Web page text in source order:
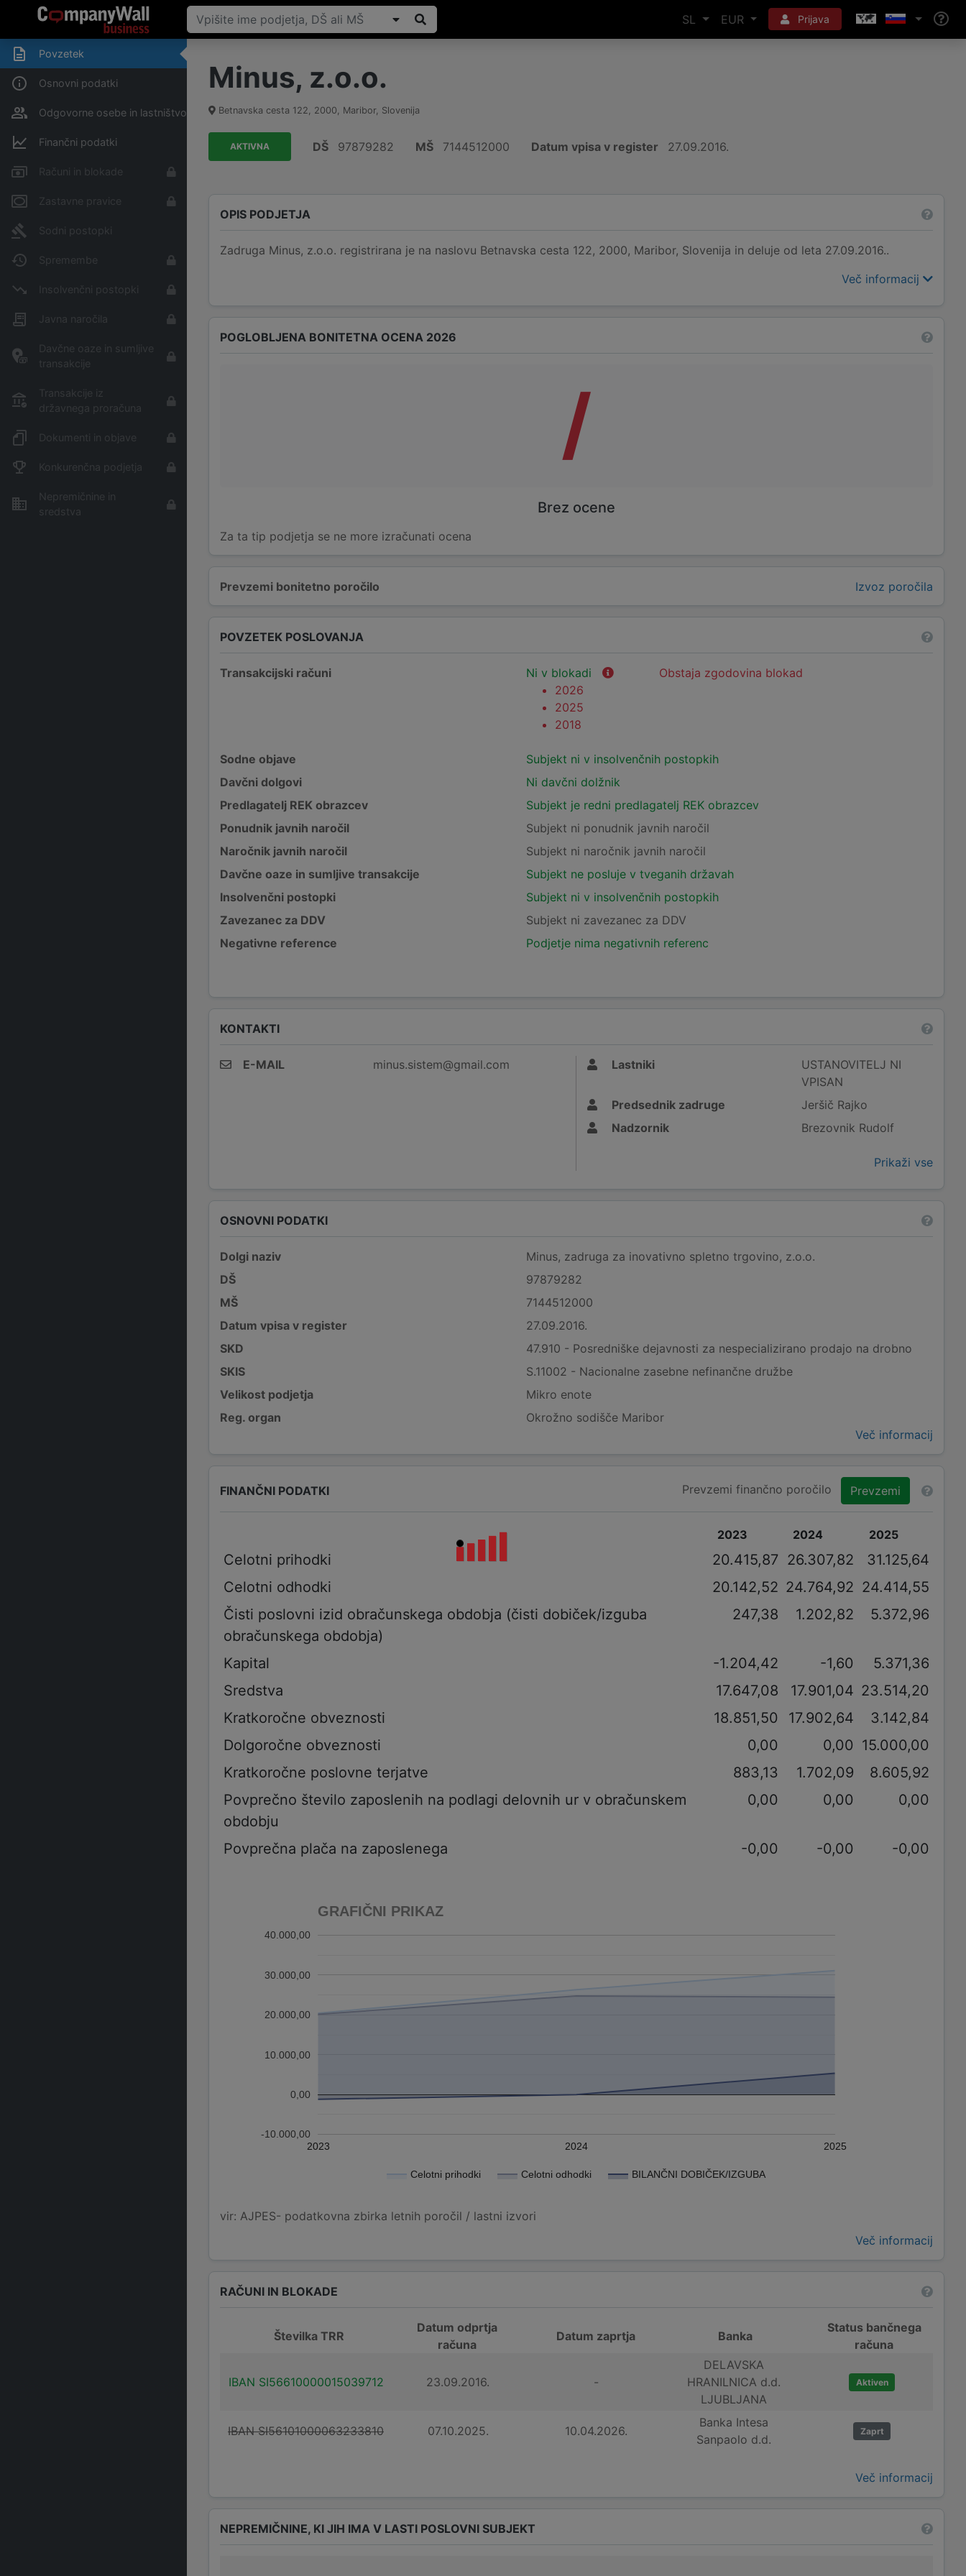
SL EUR Prijava
Povzetek
Osnovni podatki
Odgovorne osebe in lastništvo
Finančni podatki
Računi in blokade
Zastavne pravice
Sodni postopki
Spremembe
Insolvenčni postopki
Javna naročila
Davčne oaze in sumljive
transakcije
Transakcije iz
državnega proračuna
Dokumenti in objave
Konkurenčna podjetja
Nepremičnine in
sredstva
Minus, z.o.o.
Betnavska cesta 122, 2000, Maribor, Slovenija
AKTIVNA DŠ 97879282 MŠ 7144512000 Datum vpisa v register 27.09.2016.
OPIS PODJETJA
Zadruga Minus, z.o.o. registrirana je na naslovu Betnavska cesta 122, 2000, Maribor, Slovenija in deluje od leta 27.09.2016..
Več informacij
Prevzemi bonitetno poročilo Izvoz poročila
POGLOBLJENA BONITETNA OCENA 2026
/
Brez ocene
Za ta tip podjetja se ne more izračunati ocena
POVZETEK POSLOVANJA
Transakcijski računi Ni v blokadi
Obstaja zgodovina blokad
2026
2025
2018
Sodne objave
Subjekt ni v insolvenčnih postopkih
Davčni dolgovi
Ni davčni dolžnik
Predlagatelj REK obrazcev
Subjekt je redni predlagatelj REK obrazcev
Ponudnik javnih naročil
Subjekt ni ponudnik javnih naročil
Naročnik javnih naročil
Subjekt ni naročnik javnih naročil
Davčne oaze in sumljive transakcije
Subjekt ne posluje v tveganih državah
Insolvenčni postopki
Subjekt ni v insolvenčnih postopkih
Zavezanec za DDV
Subjekt ni zavezanec za DDV
Negativne reference
Podjetje nima negativnih referenc
KONTAKTI
E-MAIL minus.sistem@gmail.com Lastniki
USTANOVITELJ NI
VPISAN
Predsednik zadruge
Jeršič Rajko
Nadzornik
Brezovnik Rudolf
Prikaži vse
OSNOVNI PODATKI
Dolgi naziv
Minus, zadruga za inovativno spletno trgovino, z.o.o.
DŠ
97879282
MŠ
7144512000
Datum vpisa v register
27.09.2016.
SKD
47.910 - Posredniške dejavnosti za nespecializirano prodajo na drobno
SKIS
S.11002 - Nacionalne zasebne nefinančne družbe
Velikost podjetja
Mikro enote
Reg. organ
Okrožno sodišče Maribor
Več informacij
FINANČNI PODATKI Prevzemi finančno poročilo Prevzemi
2023 2024 2025
Celotni prihodki 20.415,87 26.307,82
31.125,64
Celotni odhodki
20.142,52 24.764,92 24.414,55
Čisti poslovni izid obračunskega obdobja (čisti dobiček/izguba
obračunskega obdobja)
247,38 1.202,82 5.372,96
Kapital -1.204,42 -1,60
5.371,36
Sredstva
17.647,08 17.901,04 23.514,20
Kratkoročne obveznosti
18.851,50 17.902,64
3.142,84
Dolgoročne obveznosti
0,00 0,00 15.000,00
Kratkoročne poslovne terjatve
883,13 1.702,09
8.605,92
Povprečno število zaposlenih na podlagi delovnih ur v obračunskem
obdobju
0,00 0,00 0,00
Povprečna plača na zaposlenega -0,00 -0,00 -0,00
GRAFIČNI PRIKAZ
Celotni prihodki Celotni odhodki BILANČNI DOBIČEK/IZGUBA
2023 2024 2025
-10.000,00
0,00
10.000,00
20.000,00
30.000,00
40.000,00
vir: AJPES- podatkovna zbirka letnih poročil / lastni izvori
Več informacij
RAČUNI IN BLOKADE
Številka TRR
Datum odprtja
računa
Datum zaprtja Banka
Status bančnega
računa
IBAN SI56610000015039712 23.09.2016. -
DELAVSKA
HRANILNICA d.d.
LJUBLJANA
Aktiven
IBAN SI56101000063233810 07.10.2025. 10.04.2026.
Banka Intesa
Sanpaolo d.d.
Zaprt
Več informacij
NEPREMIČNINE, KI JIH IMA V LASTI POSLOVNI SUBJEKT